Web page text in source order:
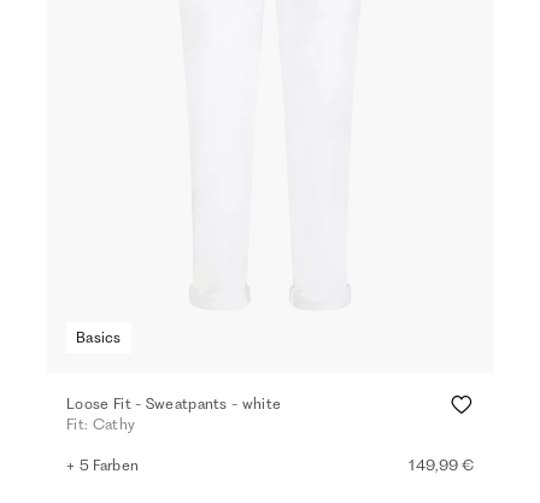
Basics
Loose Fit - Sweatpants - white
Fit: Cathy
+ 5 Farben 149,99 €